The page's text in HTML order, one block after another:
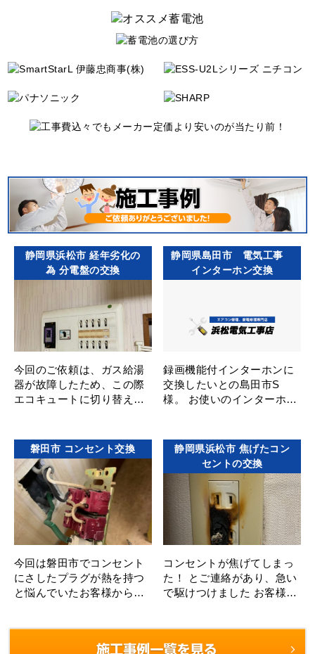
静岡県浜松市 経年劣化の
為 分電盤の交換
今回のご依頼は、ガス給湯
器が故障したため、この際
エコキュートに切り替えた
製造年月日が1984年と37年
も･･･
静岡県島田市 電気工事
インターホン交換
録画機能付インターホンに
交換したいとの島田市S
様。 お使いのインターホン
に頼めば良いのかお困りで
したが、 ･･･
磐田市 コンセント交換
今回は磐田市でコンセント
にさしたプラグが熱を持つ
と悩んでいたお客様からの
静岡県浜松市 焦げたコン
セントの交換
コンセントが焦げてしまっ
た！ とご連絡があり、急い
で駆けつけました お客様か